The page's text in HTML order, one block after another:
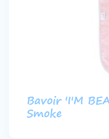
Bavoir 'I'M
Smoke